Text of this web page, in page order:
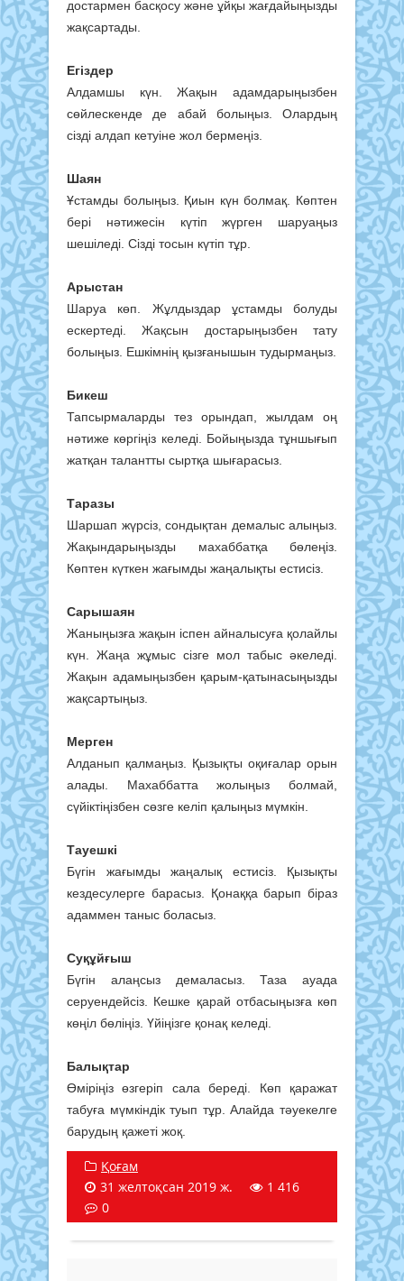
достармен басқосу және ұйқы жағдайыңызды
жақсартады.
Егіздер
Алдамшы күн. Жақын адамдарыңызбен
сөйлескенде де абай болыңыз. Олардың
сізді алдап кетуіне жол бермеңіз.
Шаян
Ұстамды болыңыз. Қиын күн болмақ. Көптен
бері нәтижесін күтіп жүрген шаруаңыз
шешіледі. Сізді тосын күтіп тұр.
Арыстан
Шаруа көп. Жұлдыздар ұстамды болуды
ескертеді. Жақсын достарыңызбен тату
болыңыз. Ешкімнің қызғанышын тудырмаңыз.
Бикеш
Тапсырмаларды тез орындап, жылдам оң
нәтиже көргіңіз келеді. Бойыңызда тұншығып
жатқан талантты сыртқа шығарасыз.
Таразы
Шаршап жүрсіз, сондықтан демалыс алыңыз.
Жақындарыңызды махаббатқа бөлеңіз.
Көптен күткен жағымды жаңалықты естисіз.
Сарышаян
Жаныңызға жақын іспен айналысуға қолайлы
күн. Жаңа жұмыс сізге мол табыс әкеледі.
Жақын адамыңызбен қарым-қатынасыңызды
жақсартыңыз.
Мерген
Алданып қалмаңыз. Қызықты оқиғалар орын
алады. Махаббатта жолыңыз болмай,
сүйіктіңізбен сөзге келіп қалыңыз мүмкін.
Тауешкі
Бүгін жағымды жаңалық естисіз. Қызықты
кездесулерге барасыз. Қонаққа барып біраз
адаммен таныс боласыз.
Суқұйғыш
Бүгін алаңсыз демаласыз. Таза ауада
серуендейсіз. Кешке қарай отбасыңызға көп
көңіл бөліңіз. Үйіңізге қонақ келеді.
Балықтар
Өміріңіз өзгеріп сала береді. Көп қаражат
табуға мүмкіндік туып тұр. Алайда тәуекелге
барудың қажеті жоқ.
Қоғам
31 желтоқсан 2019 ж.
1 416
0